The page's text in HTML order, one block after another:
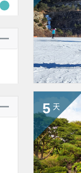
5 天